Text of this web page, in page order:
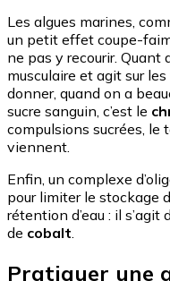
Les algues marines,
un petit effet coupe-
ne pas y recourir. Quant
musculaire et agit sur les
donner, quand on a
sucre sanguin, c’est le
compulsions sucrées, le
viennent.
Enfin, un complexe
pour limiter le stockage
rétention d’eau : il s’agit
de cobalt.
Pratiquer une